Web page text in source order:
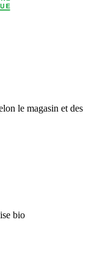
le magasin et des
bio